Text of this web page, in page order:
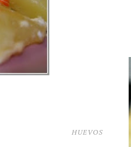
HUEVOS